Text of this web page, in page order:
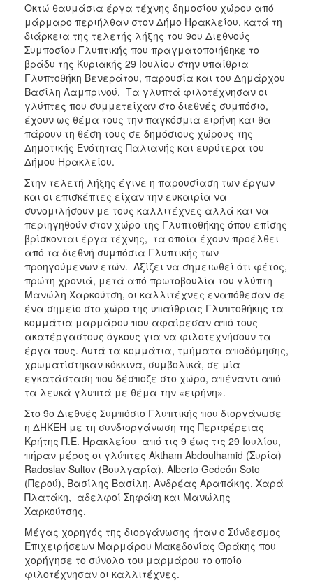
ΑΝΘΕΚΤΙΚΗ
ΠΟΛΗ
Οκτώ θαυμάσια έργα τέχνης δημοσίου χώρου από
μάρμαρο περιήλθαν στον Δήμο Ηρακλείου, κατά τη
διάρκεια της τελετής λήξης του 9ου Διεθνούς
Συμποσίου Γλυπτικής που πραγματοποιήθηκε το
βράδυ της Κυριακής 29 Ιουλίου στην υπαίθρια
Γλυπτοθήκη Βενεράτου, παρουσία και του Δημάρχου
Βασίλη Λαμπρινού. Τα γλυπτά φιλοτέχνησαν οι
γλύπτες που συμμετείχαν στο διεθνές συμπόσιο,
έχουν ως θέμα τους την παγκόσμια ειρήνη και θα
πάρουν τη θέση τους σε δημόσιους χώρους της
Δημοτικής Ενότητας Παλιανής και ευρύτερα του
Δήμου Ηρακλείου.
Στην τελετή λήξης έγινε η παρουσίαση των έργων
και οι επισκέπτες είχαν την ευκαιρία να
συνομιλήσουν με τους καλλιτέχνες αλλά και να
περιηγηθούν στον χώρο της Γλυπτοθήκης όπου επίσης
βρίσκονται έργα τέχνης, τα οποία έχουν προέλθει
από τα διεθνή συμπόσια Γλυπτικής των
προηγούμενων ετών. Αξίζει να σημειωθεί ότι φέτος,
πρώτη χρονιά, μετά από πρωτοβουλία του γλύπτη
Μανώλη Χαρκούτση, οι καλλιτέχνες εναπόθεσαν σε
ένα σημείο στο χώρο της υπαίθριας Γλυπτοθήκης τα
κομμάτια μαρμάρου που αφαίρεσαν από τους
ακατέργαστους όγκους για να φιλοτεχνήσουν τα
έργα τους. Αυτά τα κομμάτια, τμήματα αποδόμησης,
χρωματίστηκαν κόκκινα, συμβολικά, σε μία
εγκατάσταση που δέσποζε στο χώρο, απέναντι από
τα λευκά γλυπτά με θέμα την «ειρήνη».
Στο 9ο Διεθνές Συμπόσιο Γλυπτικής που διοργάνωσε
η ΔΗΚΕΗ με τη συνδιοργάνωση της Περιφέρειας
Κρήτης Π.Ε. Ηρακλείου από τις 9 έως τις 29 Ιουλίου,
πήραν μέρος οι γλύπτες Aktham Abdoulhamid (Συρία)
Radoslav Sultov (Βουλγαρία), Alberto Gedeón Soto
(Περού), Βασίλης Βασίλη, Ανδρέας Αραπάκης, Χαρά
Πλατάκη, αδελφοί Σηφάκη και Μανώλης
Χαρκούτσης.
Μέγας χορηγός της διοργάνωσης ήταν ο Σύνδεσμος
Επιχειρήσεων Μαρμάρου Μακεδονίας Θράκης που
χορήγησε το σύνολο του μαρμάρου το οποίο
φιλοτέχνησαν οι καλλιτέχνες.